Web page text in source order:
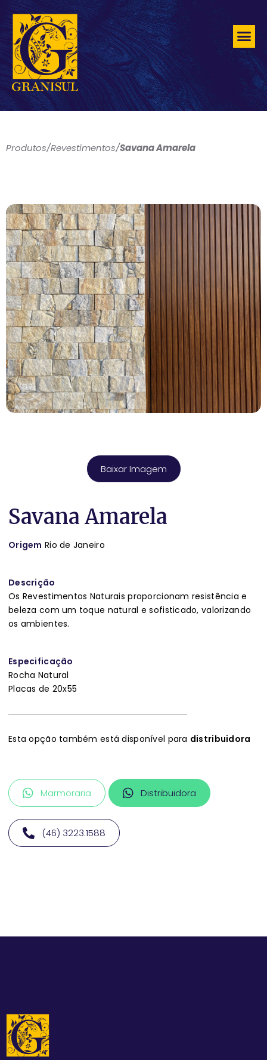
Produtos/Revestimentos/Savana Amarela
Baixar Imagem
Savana Amarela
Origem Rio de Janeiro
Descrição
Os Revestimentos Naturais proporcionam resistência e
beleza com um toque natural e sofisticado, valorizando
os ambientes.
Especificação
Rocha Natural
Placas de 20x55
Esta opção também está disponível para distribuidora
Marmoraria Distribuidora
(46) 3223.1588